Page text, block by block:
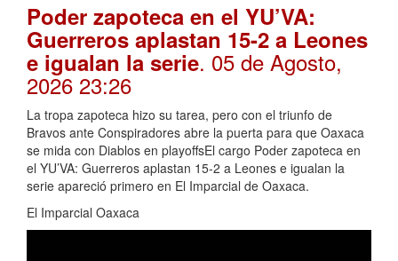
Poder zapoteca en el YU’VA:
Guerreros aplastan 15-2 a Leones
e igualan la serie. 05 de Agosto,
2026 23:26
La tropa zapoteca hizo su tarea, pero con el triunfo de
Bravos ante Conspiradores abre la puerta para que Oaxaca
se mida con Diablos en playoffsEl cargo Poder zapoteca en
el YU’VA: Guerreros aplastan 15-2 a Leones e igualan la
serie apareció primero en El Imparcial de Oaxaca.
El Imparcial Oaxaca